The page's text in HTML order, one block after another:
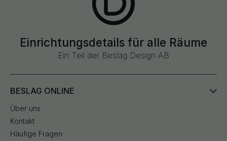
Einrichtungsdetails für alle Räume
Ein Teil der Beslag Design AB
BESLAG ONLINE
Über uns
Kontakt
Häufige Fragen